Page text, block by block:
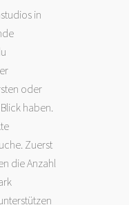
in
oder
haben.
Zuerst
die Anzahl